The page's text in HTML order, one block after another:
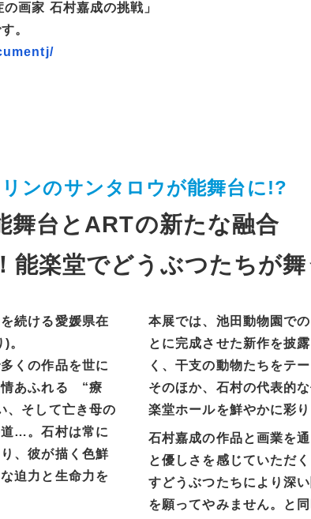
画家 石村嘉成の挑戦」
。
ンのサンタロウが能舞台に!?
舞台とARTの新たな融合
能楽堂でどうぶつたちが
続ける愛媛県在
。
くの作品を世に
情あふれる “療
、そして亡き母の
…。石村は常に
、彼が描く色鮮
迫力と生命力を
本展では、池田動物園で
とに完成させた新作を披
く、干支の動物たちをテ
そのほか、石村の代表的
楽堂ホールを鮮やかに彩
石村嘉成の作品と画業を
と優しさを感じていただ
すどうぶつたちにより深
を願ってやみません。と